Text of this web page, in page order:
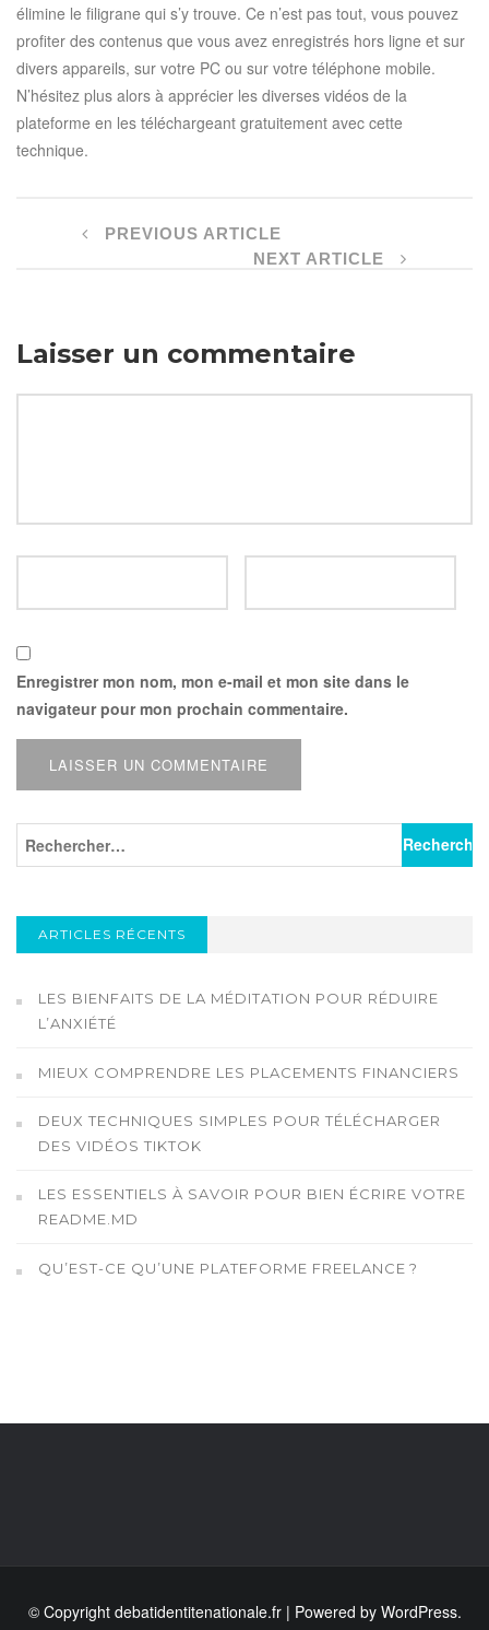
élimine le filigrane qui s’y trouve. Ce n’est pas tout, vous pouvez
profiter des contenus que vous avez enregistrés hors ligne et sur
divers appareils, sur votre PC ou sur votre téléphone mobile.
N’hésitez plus alors à apprécier les diverses vidéos de la
plateforme en les téléchargeant gratuitement avec cette
technique.
PREVIOUS ARTICLE
NEXT ARTICLE
Laisser un commentaire
Enregistrer mon nom, mon e-mail et mon site dans le
navigateur pour mon prochain commentaire.
ARTICLES RÉCENTS
LES BIENFAITS DE LA MÉDITATION POUR RÉDUIRE
L’ANXIÉTÉ
MIEUX COMPRENDRE LES PLACEMENTS FINANCIERS
DEUX TECHNIQUES SIMPLES POUR TÉLÉCHARGER
DES VIDÉOS TIKTOK
LES ESSENTIELS À SAVOIR POUR BIEN ÉCRIRE VOTRE
README.MD
QU’EST-CE QU’UNE PLATEFORME FREELANCE ?
© Copyright debatidentitenationale.fr | Powered by WordPress.